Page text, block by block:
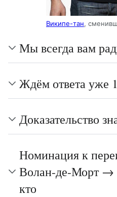
Википе-тан,
Мы всегда вам
Ждём ответа уже
Доказательство
Номинация к
Волан-де-Морт →
кто